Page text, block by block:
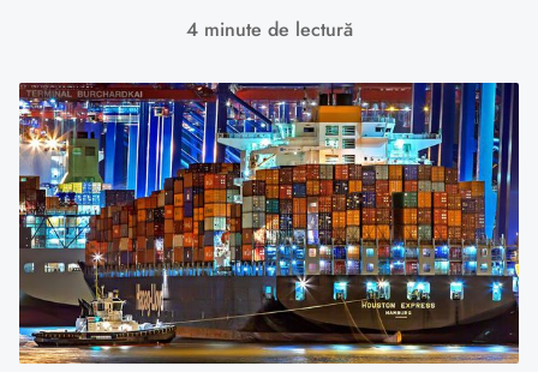
4 minute de lectură